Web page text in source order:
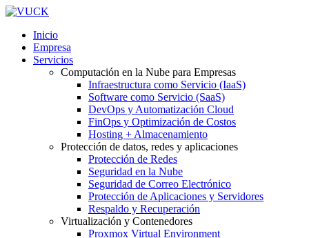
Inicio
Empresa
Servicios
Computación en la Nube para Empresas
Infraestructura como Servicio (IaaS)
Software como Servicio (SaaS)
DevOps y Automatización Cloud
FinOps y Optimización de Costos
Hosting + Almacenamiento
Protección de datos, redes y aplicaciones
Protección de Redes
Seguridad en la Nube
Seguridad de Correo Electrónico
Protección de Aplicaciones y Servidores
Respaldo y Recuperación
Virtualización y Contenedores
Proxmox Virtual Environment